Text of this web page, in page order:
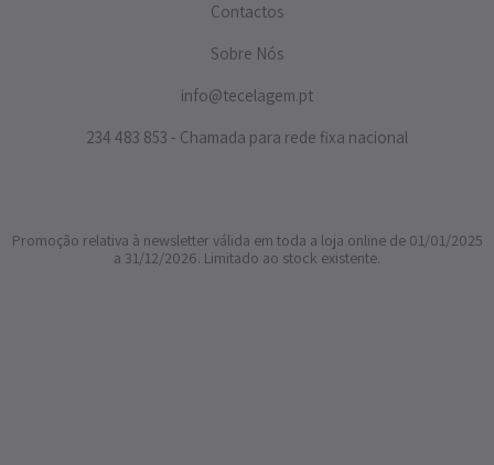
Contactos
Sobre Nós
info@tecelagem.pt
234 483 853 - Chamada para rede fixa nacional
Promoção relativa à newsletter válida em toda a loja online de 01/01/2025
a 31/12/2026. Limitado ao stock existente.